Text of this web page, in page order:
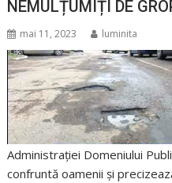
NEMULȚUMIȚI DE
mai 11, 2023 luminita
Administrației Domeniului
confruntă oamenii și